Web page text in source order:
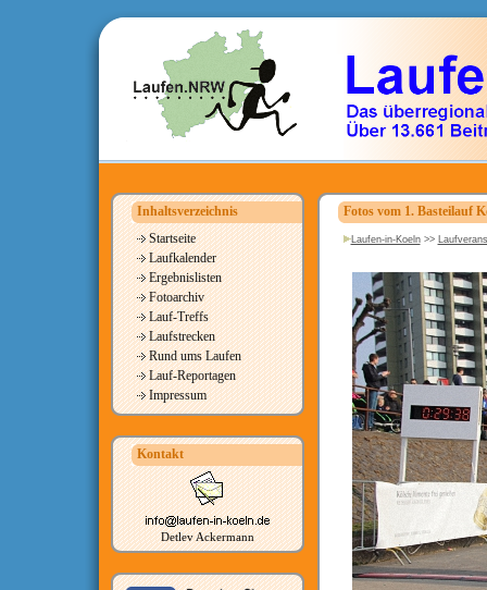
Inhaltsverzeichnis
Startseite
Laufkalender
Ergebnislisten
Fotoarchiv
Lauf-Treffs
Laufstrecken
Rund ums Laufen
Lauf-Reportagen
Impressum
Kontakt
Detlev Ackermann
Fotos vom 1. Basteilauf
Laufen-in-Koeln>>